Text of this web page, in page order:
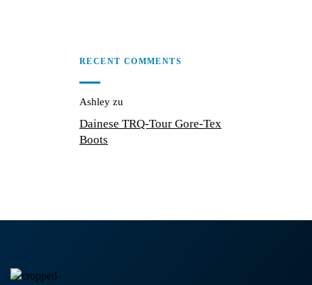
RECENT COMMENTS
Ashley zu
Dainese TRQ-Tour Gore-Tex
Boots